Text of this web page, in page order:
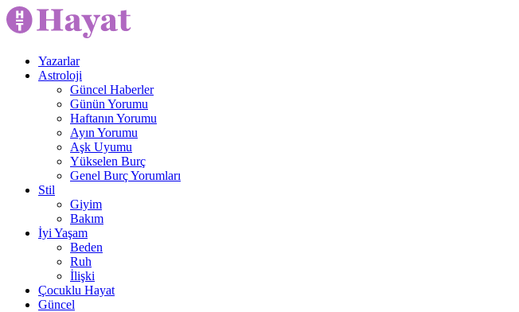
Yazarlar
Astroloji
Güncel Haberler
Günün Yorumu
Haftanın Yorumu
Ayın Yorumu
Aşk Uyumu
Yükselen Burç
Genel Burç Yorumları
Stil
Giyim
Bakım
İyi Yaşam
Beden
Ruh
İlişki
Çocuklu Hayat
Güncel